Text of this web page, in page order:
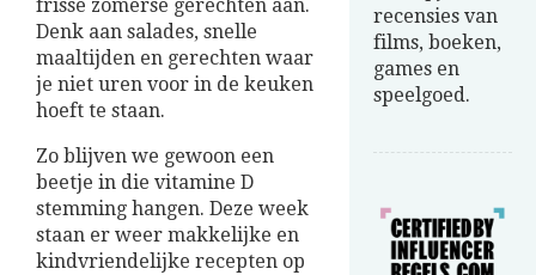
frisse zomerse gerechten aan.
Denk aan salades, snelle
maaltijden en gerechten waar
je niet uren voor in de keuken
hoeft te staan.
Zo blijven we gewoon een
beetje in die vitamine D
stemming hangen. Deze week
staan er weer makkelijke en
kindvriendelijke recepten op
recensies van
films, boeken,
games en
speelgoed.